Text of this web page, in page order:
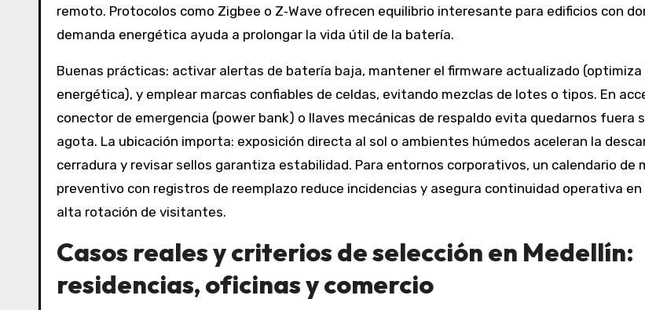
remoto. Protocolos como Zigbee o Z‑Wave ofrecen equilibrio interesante para edificios con
demanda energética ayuda a prolongar la vida útil de la batería.
Buenas prácticas: activar alertas de batería baja, mantener el firmware actualizado
energética), y emplear marcas confiables de celdas, evitando mezclas de lotes o tipos. En
conector de emergencia (power bank) o llaves mecánicas de respaldo evita quedarnos fuera
agota. La ubicación importa: exposición directa al sol o ambientes húmedos aceleran la
cerradura y revisar sellos garantiza estabilidad. Para entornos corporativos, un calendario de
preventivo con registros de reemplazo reduce incidencias y asegura continuidad operativa
alta rotación de visitantes.
Casos reales y criterios de selección en Medellín:
residencias, oficinas y comercio